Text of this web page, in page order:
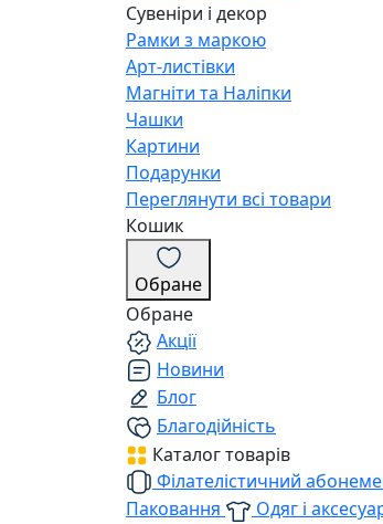
Сувеніри і декор
Рамки з маркою
Арт-листівки
Магніти та Наліпки
Чашки
Картини
Подарунки
Переглянути всі товари
Кошик
Обране
Обране
Акції
Новини
Блог
Благодійність
Каталог товарів
Філателістичний
Паковання
Одяг і